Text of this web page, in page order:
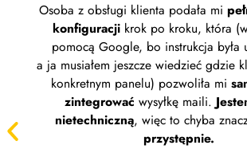
Osoba z obsługi klienta podała mi
konfiguracjikrok po kroku, która
pomocą Google, bo instrukcja była
a ja musiałem jeszcze wiedzieć gdzie
konkretnym panelu) pozwoliła mi
zintegrować wysyłkę maili.
nietechniczną, więc to chyba
przystępnie.